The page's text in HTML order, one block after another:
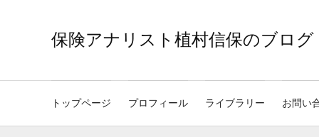
保険アナリスト植村信保のブログ
トップページ プロフィール ライブラリー お問い